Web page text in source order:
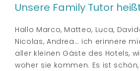
Unsere Family Tutor
Hallo Marco, Matteo, Luca,
Nicolas, Andrea… ich erinnere
aller kleinen Gäste des Hotels,
woher sie kommen. Es ist